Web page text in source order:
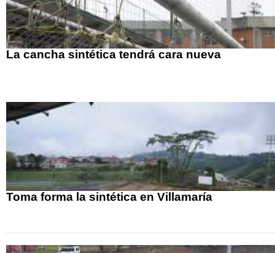
La cancha sintética tendrá cara nueva
Toma forma la sintética en Villamaría